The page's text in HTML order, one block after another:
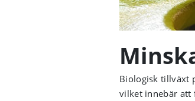
Biologisk tillväxt
vilket innebär att